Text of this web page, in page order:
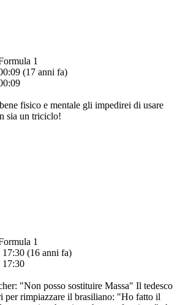
1
(17 anni fa)
fisico e mentale gli impedirei di usare
sia un triciclo!
1
17:30 (16 anni fa)
17:30
"Non posso sostituire Massa" Il tedesco
per rimpiazzare il brasiliano: "Ho fatto il